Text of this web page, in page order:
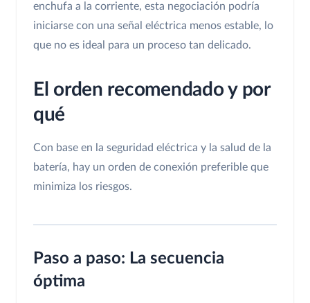
enchufa a la corriente, esta negociación podría
iniciarse con una señal eléctrica menos estable, lo
que no es ideal para un proceso tan delicado.
El orden recomendado y por
qué
Con base en la seguridad eléctrica y la salud de la
batería, hay un orden de conexión preferible que
minimiza los riesgos.
Paso a paso: La secuencia
óptima